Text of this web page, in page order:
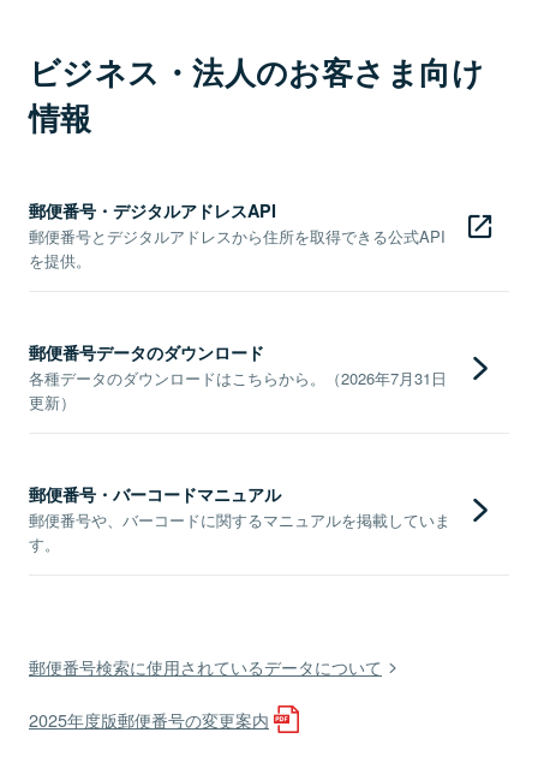
ビジネス・法人のお客さま向け
情報
郵便番号・デジタルアドレスAPI
郵便番号とデジタルアドレスから住所を取得できる公式API
を提供。
郵便番号データのダウンロード
各種データのダウンロードはこちらから。（2026年7月31日
更新）
郵便番号・バーコードマニュアル
郵便番号や、バーコードに関するマニュアルを掲載していま
す。
郵便番号検索に使用されているデータについて
2025年度版郵便番号の変更案内